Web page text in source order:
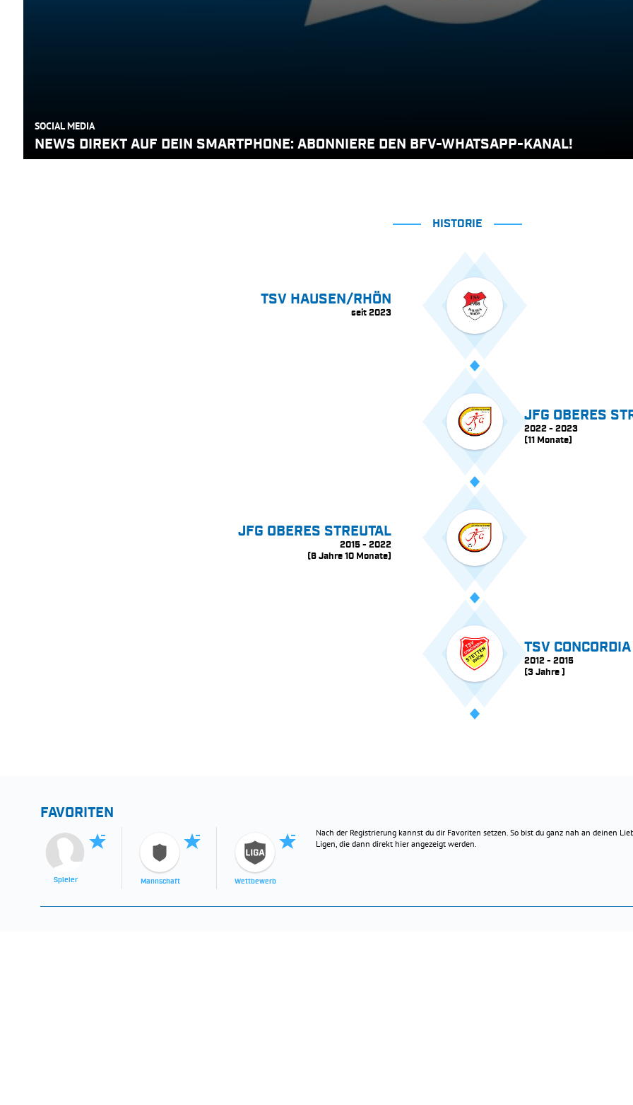
SOCIAL MEDIA
NEWS DIREKT AUF DEIN SMARTPHONE: ABONNIERE DEN BFV-WHATSAPP-KANAL!
HISTORIE
TSV HAUSEN/RHÖN
seit 2023
JFG OBERES
2022 - 2023
(11 Monate)
JFG OBERES STREUTAL
2015 - 2022
(6 Jahre 10 Monate)
TSV
2012 - 2015
(3 Jahre )
FAVORITEN
Spieler Mannschaft Wettbewerb
Nach der Registrierung kannst du dir Favoriten setzen. So bist du ganz nah an deinen
Ligen, die dann direkt hier angezeigt werden.